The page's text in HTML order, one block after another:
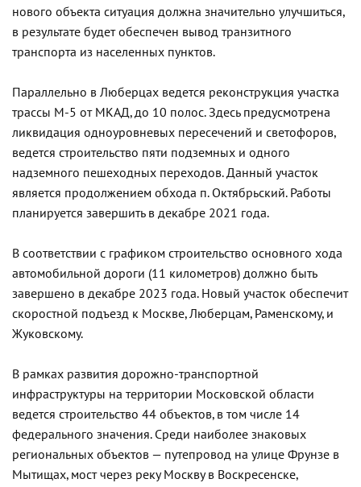
нового объекта ситуация должна значительно улучшиться,
в результате будет обеспечен вывод транзитного
транспорта из населенных пунктов.
Параллельно в Люберцах ведется реконструкция участка
трассы М-5 от МКАД, до 10 полос. Здесь предусмотрена
ликвидация одноуровневых пересечений и светофоров,
ведется строительство пяти подземных и одного
надземного пешеходных переходов. Данный участок
является продолжением обхода п. Октябрьский. Работы
планируется завершить в декабре 2021 года.
В соответствии с графиком строительство основного хода
автомобильной дороги (11 километров) должно быть
завершено в декабре 2023 года. Новый участок обеспечит
скоростной подъезд к Москве, Люберцам, Раменскому, и
Жуковскому.
В рамках развития дорожно-транспортной
инфраструктуры на территории Московской области
ведется строительство 44 объектов, в том числе 14
федерального значения. Среди наиболее знаковых
региональных объектов — путепровод на улице Фрунзе в
Мытищах, мост через реку Москву в Воскресенске,